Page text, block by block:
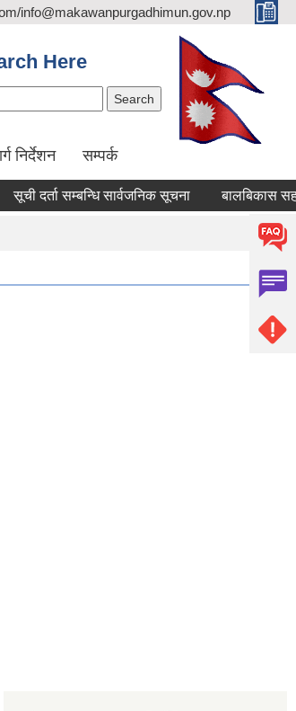
info@makawanpurgadhimun.gov.np
Here
निर्देशन सम्पर्क
सम्बन्धि सार्वजनिक सूचना बालबिकास सहजकर्ता